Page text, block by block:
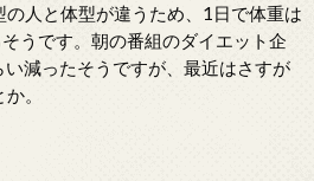
人と体型が違うため、1日で体重は
うです。朝の番組のダイエット企
減ったそうですが、最近はさすが
。